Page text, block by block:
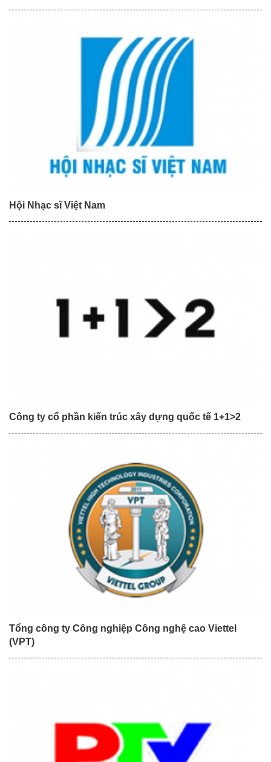
Hội Nhạc sĩ Việt Nam
Công ty cổ phần kiến trúc xây dựng quốc tế 1+1>2
Tổng công ty Công nghiệp Công nghệ cao Viettel
(VPT)